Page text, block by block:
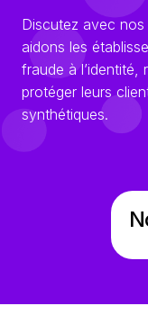
Discutez avec
aidons les
fraude à l’identité,
protéger leurs
synthétiques.